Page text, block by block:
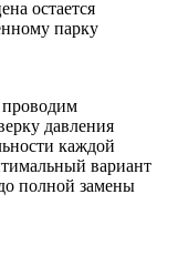
остается
парку
проводим
давления
каждой
вариант
полной замены